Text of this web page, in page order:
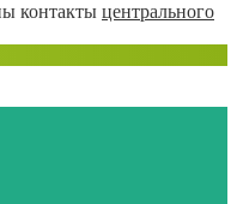
контакты центрального